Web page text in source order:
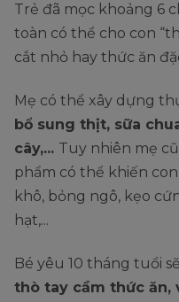
Trẻ đã mọc khoảng 6
toàn có thể cho con
cắt nhỏ hay thức ăn
Mẹ có thể xây dựng
bổ sung thịt, sữa
cây,... Tuy nhiên mẹ
phẩm có thể khiến
khô, bỏng ngô, kẹo
hạt,...
Bé yêu 10 tháng tuổi
thò tay cầm thức ăn,